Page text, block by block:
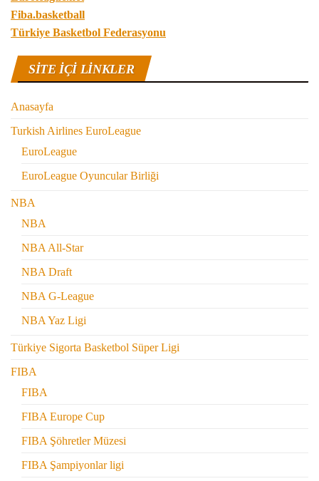
Fiba.basketball
Türkiye Basketbol Federasyonu
SITE IÇI LINKLER
Anasayfa
Turkish Airlines EuroLeague
EuroLeague
EuroLeague Oyuncular Birliği
NBA
NBA
NBA All-Star
NBA Draft
NBA G-League
NBA Yaz Ligi
Türkiye Sigorta Basketbol Süper Ligi
FIBA
FIBA
FIBA Europe Cup
FIBA Şöhretler Müzesi
FIBA Şampiyonlar ligi